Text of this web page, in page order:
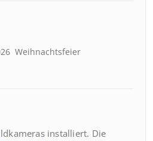
Weihnachtsfeier
installiert. Die